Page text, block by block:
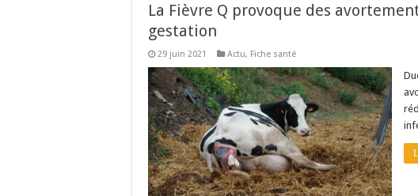
La Fièvre Q provoque des
gestation
29 juin 2021 Actu, Fiche santé